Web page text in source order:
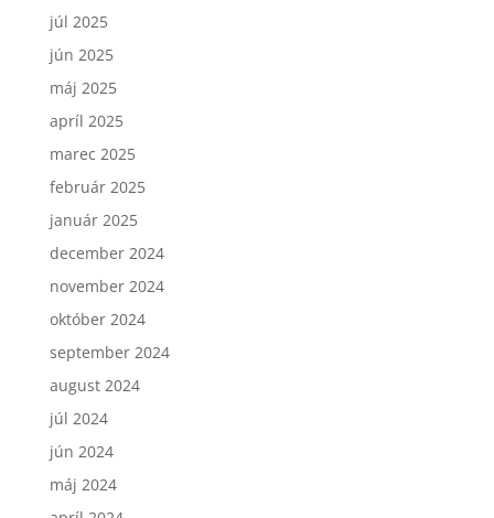
júl 2025
jún 2025
máj 2025
apríl 2025
marec 2025
február 2025
január 2025
december 2024
november 2024
október 2024
september 2024
august 2024
júl 2024
jún 2024
máj 2024